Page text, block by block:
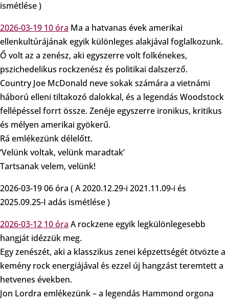
ismétlése )
2026-03-19 10 óra Ma a hatvanas évek amerikai
ellenkultúrájának egyik különleges alakjával foglalkozunk.
Ő volt az a zenész, aki egyszerre volt folkénekes,
pszichedelikus rockzenész és politikai dalszerző.
Country Joe McDonald neve sokak számára a vietnámi
háború elleni tiltakozó dalokkal, és a legendás Woodstock
fellépéssel forrt össze. Zenéje egyszerre ironikus, kritikus
és mélyen amerikai gyökerű.
Rá emlékezünk délelőtt.
‘Velünk voltak, velünk maradtak’
Tartsanak velem, velünk!
2026-03-19 06 óra ( A 2020.12.29-i 2021.11.09-i és
2025.09.25-I adás ismétlése )
2026-03-12 10 óra A rockzene egyik legkülönlegesebb
hangját idézzük meg.
Egy zenészét, aki a klasszikus zenei képzettségét ötvözte a
kemény rock energiájával és ezzel új hangzást teremtett a
hetvenes években.
Jon Lordra emlékezünk – a legendás Hammond orgona